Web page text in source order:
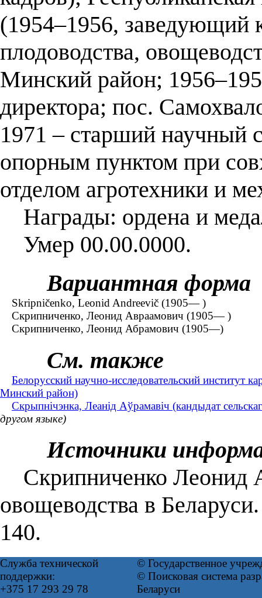
(1954–1956,
плодоводства,
Минский район;
директора; пос.
1971 – старший научный
опорным пунктом при
отделом агротехники и
Награды: ордена и
Умер 00.00.0000.
Вариантная форма
Skripničenko, Leonid Andreevič (1905— )
Скрипниченко, Леонид Авраамович (1905— )
Скрипниченко, Леонид Абрамович (1905—)
См. также
Белорусский научно-исследовательский институт
Минский район)
Скрыпнічэнка, Леанід Аўрамавіч (кандыдат
другом языке)
Источники
Скрипниченко Леонид
овощеводства в
140.
Служба технической
поддержки:
+375 17 293 29 78
© Государственное
© Поисковая система
Беларуси